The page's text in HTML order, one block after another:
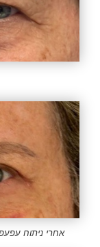
אחרי ניתוח